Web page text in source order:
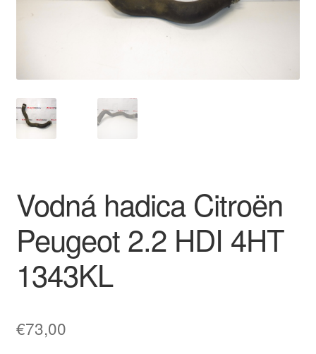
Platby
Reklamace
Reklamačný poriadok
Vodná hadica Citroën
Peugeot 2.2 HDI 4HT
1343KL
€73,00